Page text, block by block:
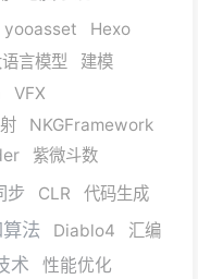
yooasset
Hexo
言模型 建模
VFX
NKGFramework
紫微斗数
步 CLR
代码生成
法 Diablo4 汇编
术 性能优化